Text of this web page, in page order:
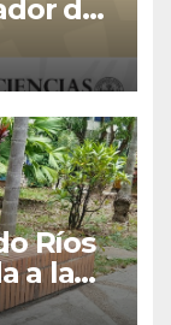
de
Ríos
a la